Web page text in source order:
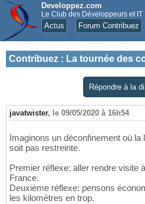
Developpez.com
Le Club des Développeurs et IT
Actus Forum Contribuez
Contribuez : La tournée des
Répondre à la
javatwister, le 09/05/2020 à 16h54
Imaginons un déconfinement où la
soit pas restreinte.
Premier réflexe: aller rendre visite
France.
Deuxième réflexe: pensons
les kilomètres en trop.